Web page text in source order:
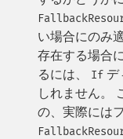
い場合にのみ
存在する場合
るには、
If デ
しれません。
の、実際には